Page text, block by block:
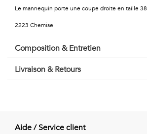
Pop
Vintage
Voir
Le mannequin porte une coupe droite en taille 38
2223 Chemise
Composition & Entretien
Livraison & Retours
Aide / Service client